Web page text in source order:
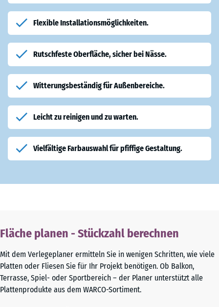
Flexible Installationsmöglichkeiten.
Rutschfeste Oberfläche, sicher bei Nässe.
Witterungsbeständig für Außenbereiche.
Leicht zu reinigen und zu warten.
Vielfältige Farbauswahl für pfiffige Gestaltung.
Fläche planen - Stückzahl berechnen
Mit dem Verlegeplaner ermitteln Sie in wenigen Schritten, wie viele
Platten oder Fliesen Sie für Ihr Projekt benötigen. Ob Balkon,
Terrasse, Spiel- oder Sportbereich – der Planer unterstützt alle
Plattenprodukte aus dem WARCO-Sortiment.